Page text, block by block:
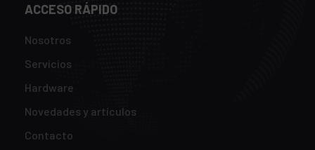
ACCESO RÁPIDO
Nosotros
Servicios
Hardware
Novedades y artículos
Contacto